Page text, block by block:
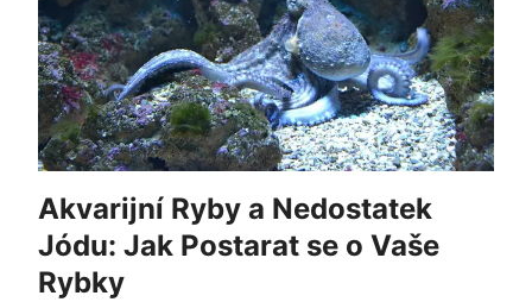
Akvarijní Ryby a Nedostatek
Jódu: Jak Postarat se o Vaše
Rybky